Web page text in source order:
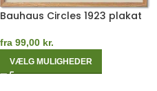
Bauhaus Circles 1923 plakat
fra 99,00 kr.
VÆLG MULIGHEDER